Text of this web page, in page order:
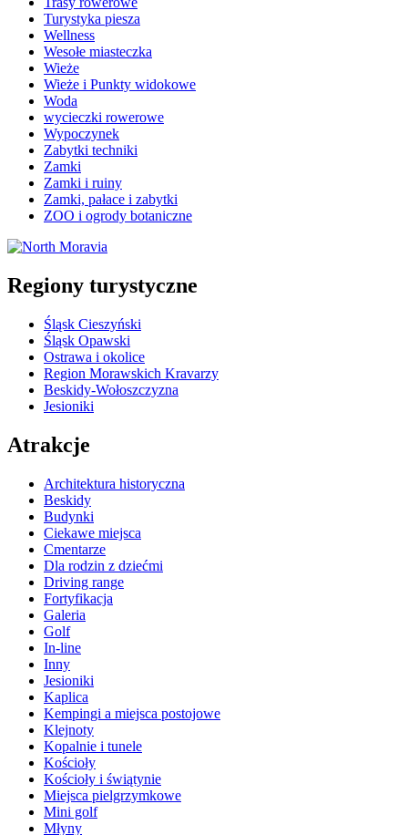
Turystyka piesza
Wellness
Wesołe miasteczka
Wieże
Wieże i Punkty widokowe
Woda
wycieczki rowerowe
Wypoczynek
Zabytki techniki
Zamki
Zamki i ruiny
Zamki, pałace i zabytki
ZOO i ogrody botaniczne
Regiony turystyczne
Śląsk Cieszyński
Śląsk Opawski
Ostrawa i okolice
Region Morawskich Kravarzy
Beskidy-Wołoszczyzna
Jesioniki
Atrakcje
Architektura historyczna
Beskidy
Budynki
Ciekawe miejsca
Cmentarze
Dla rodzin z dziećmi
Driving range
Fortyfikacja
Galeria
Golf
In-line
Inny
Jesioniki
Kaplica
Kempingi a miejsca postojowe
Klejnoty
Kopalnie i tunele
Kościoły
Kościoły i świątynie
Miejsca pielgrzymkowe
Mini golf
Młyny